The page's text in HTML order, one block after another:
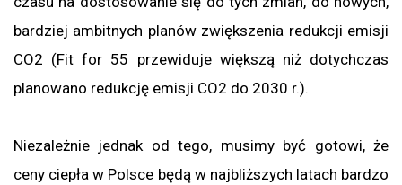
bardziej ambitnych planów zwiększenia redukcji emisji
CO2 (Fit for 55 przewiduje większą niż dotychczas
planowano redukcję emisji CO2 do 2030 r.).
Niezależnie jednak od tego, musimy być gotowi, że
ceny ciepła w Polsce będą w najbliższych latach bardzo